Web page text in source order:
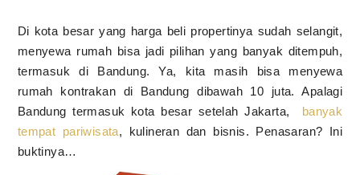
Di kota besar yang harga beli propertinya sudah selangit,
menyewa rumah bisa jadi pilihan yang banyak ditempuh,
termasuk di Bandung. Ya, kita masih bisa menyewa
rumah kontrakan di Bandung dibawah 10 juta. Apalagi
Bandung termasuk kota besar setelah Jakarta, banyak
tempat pariwisata, kulineran dan bisnis. Penasaran? Ini
buktinya…